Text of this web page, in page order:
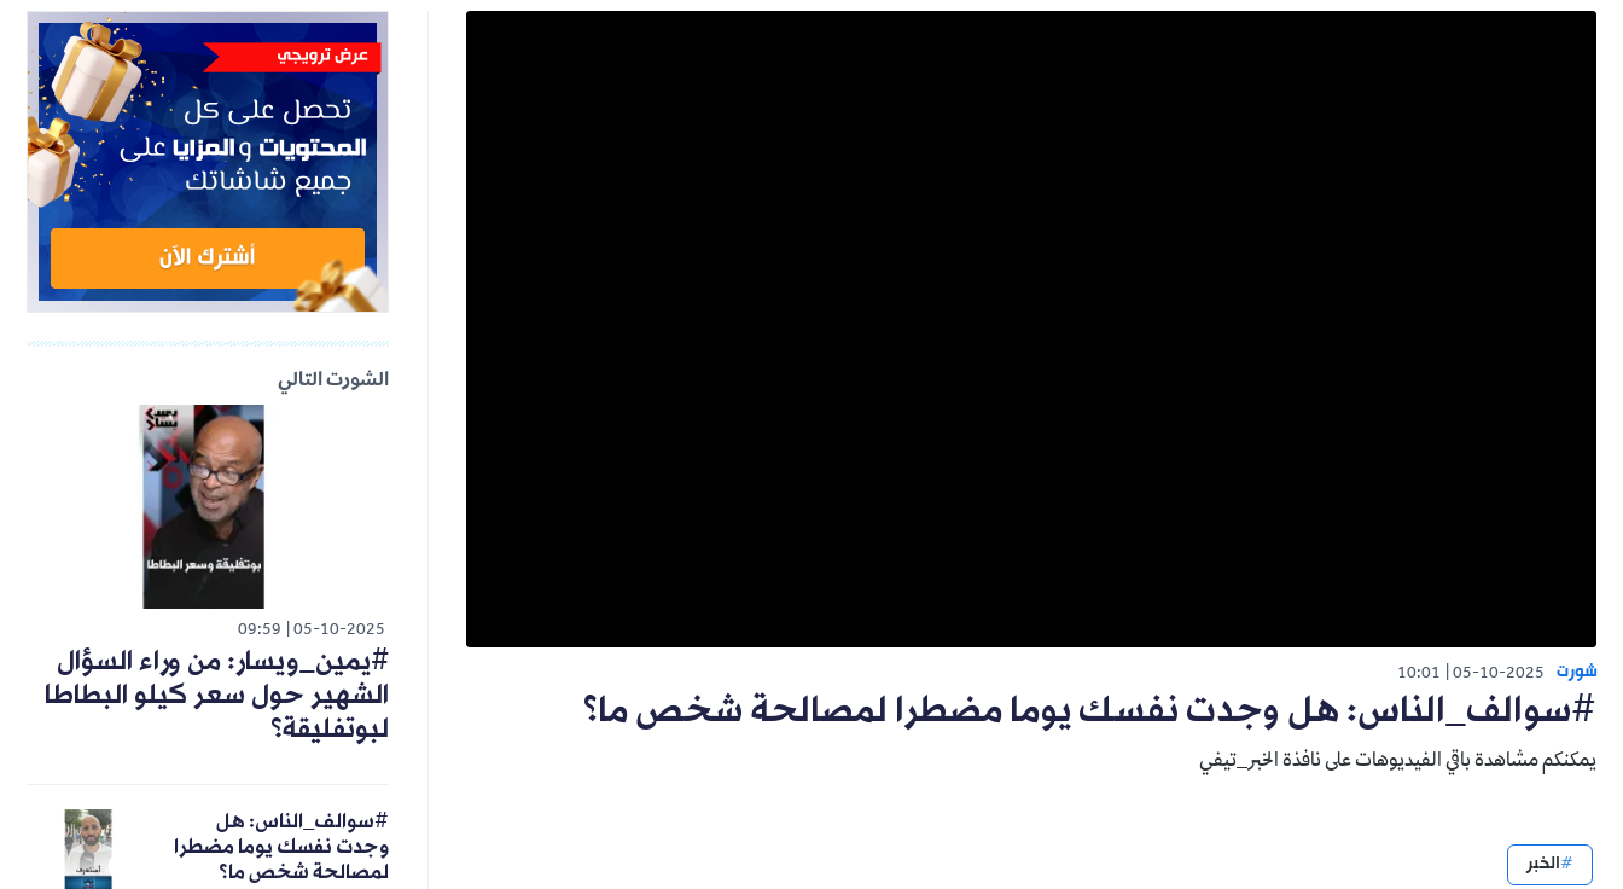
شورت 05-10-2025
10:01
#سوالف_الناس: هل وجدت نفسك يوما مضطرا لمصالحة شخص ما؟
يمكنكم مشاهدة باقي الفيديوهات على نافذة الخبر_تيفي
الخبر
الشورت التالي
05-10-2025
09:59
#يمين_ويسار: من وراء السؤال
الشهير حول سعر كيلو البطاطا
لبوتفليقة؟
#سوالف_الناس: هل
وجدت نفسك يوما مضطرا
لمصالحة شخص ما؟